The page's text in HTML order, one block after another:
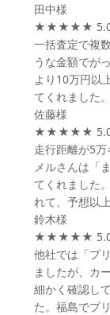
田中様
★★★★★
一括査定で複
うな金額でが
より10万円以
てくれました
佐藤様
★★★★★
走行距離が5
メルさんは「
てくれました
れて、予想以
鈴木様
★★★★★
他社では「プ
ましたが、カ
細かく確認し
た。福島でプ